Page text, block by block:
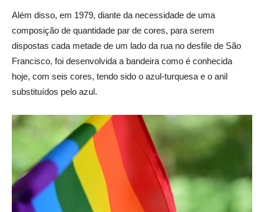
Além disso, em 1979, diante da necessidade de uma
composição de quantidade par de cores, para serem
dispostas cada metade de um lado da rua no desfile de São
Francisco, foi desenvolvida a bandeira como é conhecida
hoje, com seis cores, tendo sido o azul-turquesa e o anil
substituídos pelo azul.